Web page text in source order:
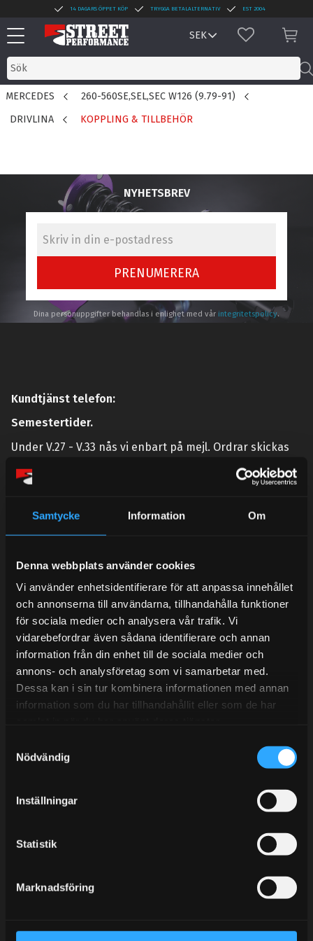
Samtycke Information Om
Denna webbplats använder cookies
Vi använder enhetsidentifierare för att anpassa innehållet
och annonserna till användarna, tillhandahålla funktioner
för sociala medier och analysera vår trafik. Vi
vidarebefordrar även sådana identifierare och annan
information från din enhet till de sociala medier och
annons- och analysföretag som vi samarbetar med.
Dessa kan i sin tur kombinera informationen med annan
information som du har tillhandahållit eller som de har
Nödvändig
Inställningar
Statistik
Marknadsföring
Meny
14 DAGARS ÖPPET KÖP TRYGGA BETALALTERNATIV EST 2004
FAVORITER
MERCEDES
260-560SE,SEL,SEC W126 (9.79-91)
DRIVLINA
KOPPLING & TILLBEHÖR
NYHETSBREV
PRENUMERERA
Dina personuppgifter behandlas i enlighet med vår integritetspolicy.
Kundtjänst telefon:
Semestertider.
Under V.27 - V.33 nås vi enbart på mejl. Ordrar skickas
under sommaren men med viss fördröjning. 2/7 -9/7 är
det helt stängt.
E-post:info@streetperformance.se
BLOGG
KUNSKAPSCENTER
KUNDTJÄNST